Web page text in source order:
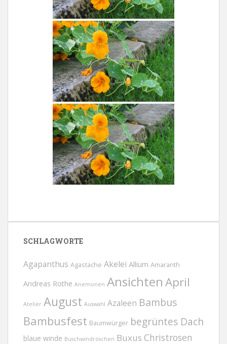
SCHLAGWORTE
Agapanthus Agastache Akelei Allium Amaranth
Andreas Rothe Anemonen AnsichtenApril
Atelier August Auswahl Azaleen Bambus
Bambusfest Baumwürger begrüntes Dach
blaue winde Buschwindröschen Buxus Christrosen